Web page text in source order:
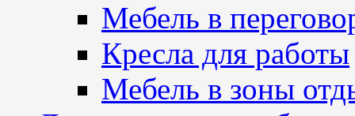
Мебель в
Кресла для работы
Мебель в зоны